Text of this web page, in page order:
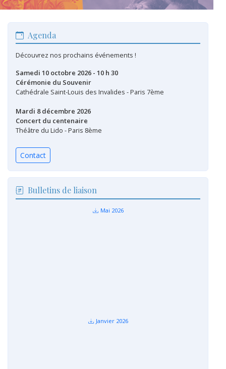
Agenda
Découvrez nos prochains événements !
Samedi 10 octobre 2026 - 10 h 30
Cérémonie du Souvenir
Cathédrale Saint-Louis des Invalides - Paris 7ème
Mardi 8 décembre 2026
Concert du centenaire
Théâtre du Lido - Paris 8ème
Contact
Bulletins de liaison
Mai 2026
Janvier 2026